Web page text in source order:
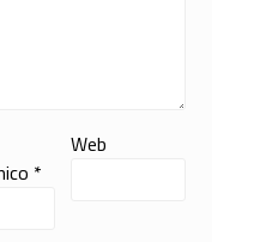
*
Web